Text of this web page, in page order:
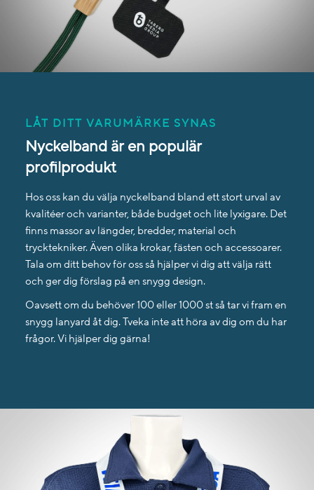
LÅT DITT VARUMÄRKE SYNAS
Nyckelband är en populär
profilprodukt
Hos oss kan du välja nyckelband bland ett stort urval av
kvalitéer och varianter, både budget och lite lyxigare. Det
finns massor av längder, bredder, material och
trycktekniker. Även olika krokar, fästen och accessoarer.
Tala om ditt behov för oss så hjälper vi dig att välja rätt
och ger dig förslag på en snygg design.
Oavsett om du behöver 100 eller 1000 st så tar vi fram en
snygg lanyard åt dig. Tveka inte att höra av dig om du har
frågor. Vi hjälper dig gärna!